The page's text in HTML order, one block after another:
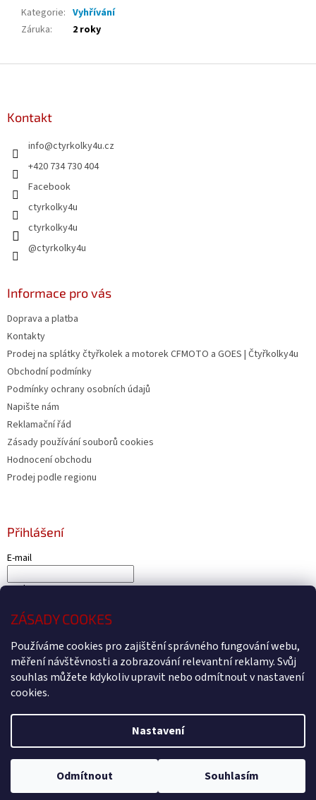
ZÁSADY COOKES
Používáme cookies pro zajištění správného fungování webu,
měření návštěvnosti a zobrazování relevantní reklamy. Svůj
souhlas můžete kdykoliv upravit nebo odmítnout v nastavení
cookies.
Nastavení
Odmítnout Souhlasím
Kategorie: Vyhřívání
Záruka: 2 roky
Kontakt
info@ctyrkolky4u.cz
+420 734 730 404
Facebook
ctyrkolky4u
ctyrkolky4u
@ctyrkolky4u
Informace pro vás
Doprava a platba
Kontakty
Prodej na splátky čtyřkolek a motorek CFMOTO a GOES | Čtyřkolky4u
Obchodní podmínky
Podmínky ochrany osobních údajů
Napište nám
Reklamační řád
Zásady používání souborů cookies
Hodnocení obchodu
Prodej podle regionu
Přihlášení
E-mail
Heslo
PŘIHLÁSIT SE
Nová registraceZapomenuté heslo
Copyright 2026Čtyřkolky4U - Prodej a servis čtyřkolek Kryry.
Všechna práva vyhrazena.Upravit nastavení cookies
Webdesign by
BEOM.cz.